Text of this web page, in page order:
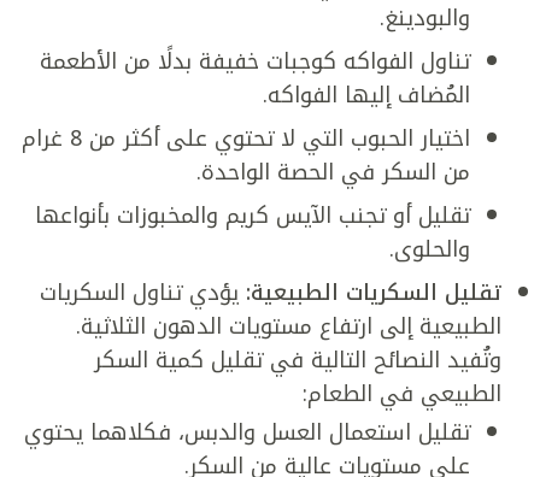
والبودينغ.
تناول الفواكه كوجبات خفيفة بدلًا من الأطعمة
المُضاف إليها الفواكه.
اختيار الحبوب التي لا تحتوي على أكثر من 8 غرام
من السكر في الحصة الواحدة.
تقليل أو تجنب الآيس كريم والمخبوزات بأنواعها
والحلوى.
تقليل السكريات الطبيعية: يؤدي تناول السكريات
الطبيعية إلى ارتفاع مستويات الدهون الثلاثية.
وتُفيد النصائح التالية في تقليل كمية السكر
الطبيعي في الطعام:
تقليل استعمال العسل والدبس، فكلاهما يحتوي
على مستويات عالية من السكر.